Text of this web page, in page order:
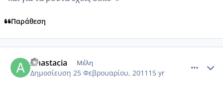
Παράθεση
Anastacia Μέλη
Δημοσίευση 25 Φεβρουαρίου, 2011 15 yr